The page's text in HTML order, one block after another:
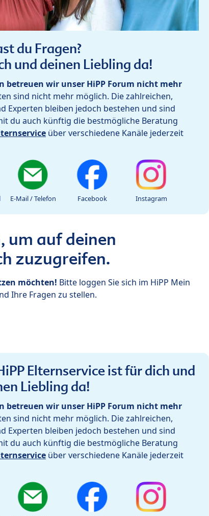
du Fragen?
und deinen Liebling da!
betreuen wir unser HiPP Forum nicht mehr
sind nicht mehr möglich. Die zahlreichen,
Experten bleiben jedoch bestehen und sind
du auch künftig die bestmögliche Beratung
über verschiedene Kanäle jederzeit
E-Mail / Telefon Facebook Instagram
um auf deinen
zuzugreifen.
möchten! Bitte loggen Sie sich im HiPP Mein
Ihre Fragen zu stellen.
Elternservice ist für dich und
Liebling da!
betreuen wir unser HiPP Forum nicht mehr
sind nicht mehr möglich. Die zahlreichen,
Experten bleiben jedoch bestehen und sind
du auch künftig die bestmögliche Beratung
über verschiedene Kanäle jederzeit